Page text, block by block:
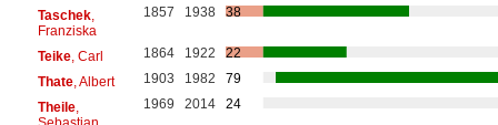
Taschek,
Franziska
1857 1938 38
Teike, Carl 1864 1922
22
Thate, Albert 1903 1982
79
Theile,
1969 2014 24